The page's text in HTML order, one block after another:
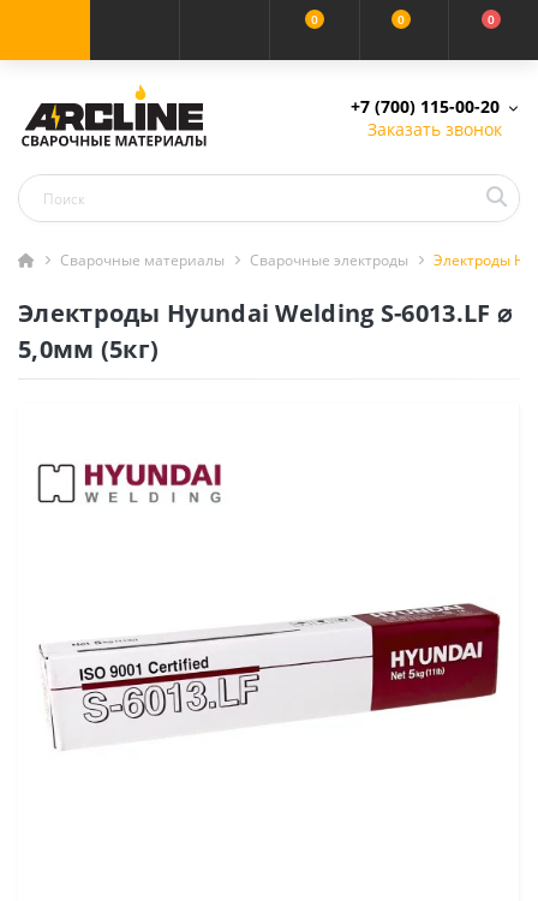
0 0 0
+7 (700) 115-00-20
Заказать звонок
Сварочные материалы Сварочные электроды Электроды
Электроды Hyundai Welding S-6013.LF ⌀
5,0мм (5кг)